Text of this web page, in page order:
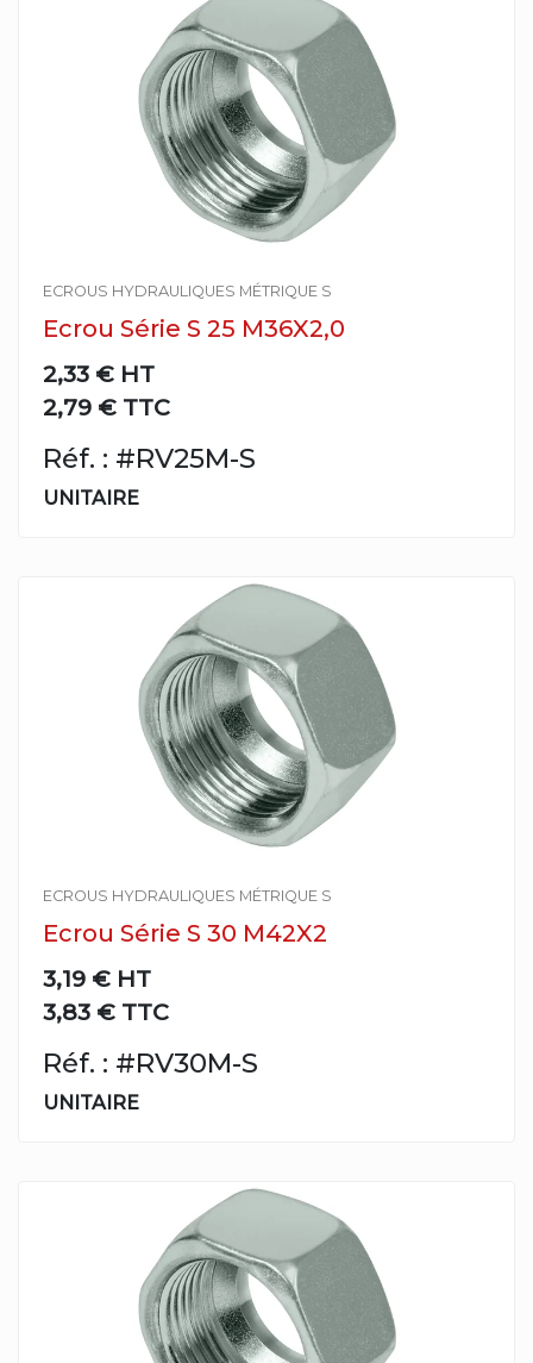
ECROUS HYDRAULIQUES MÉTRIQUE S
Ecrou Série S 25 M36X2,0
2,33 € HT
2,79 € TTC
Réf. : #RV25M-S
UNITAIRE
ECROUS HYDRAULIQUES MÉTRIQUE S
Ecrou Série S 30 M42X2
3,19 € HT
3,83 € TTC
Réf. : #RV30M-S
UNITAIRE